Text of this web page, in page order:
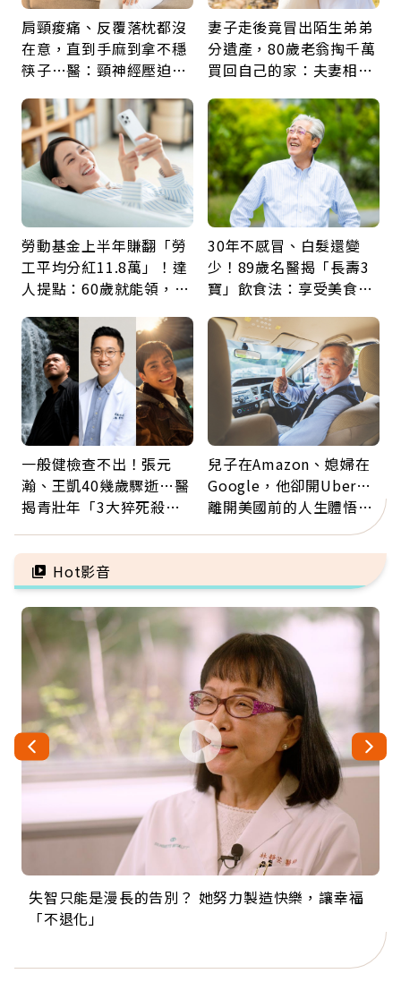
肩頸痠痛、反覆落枕都沒
在意，直到手麻到拿不穩
筷子…醫：頸神經壓迫上
鍵
妻子走後竟冒出陌生弟弟
分遺產，80歲老翁掏千萬
買回自己的家：夫妻相守
勞動基金上半年賺翻「勞
工平均分紅11.8萬」！達
人提點：60歲就能領，重
30年不感冒、白髮還變
少！89歲名醫揭「長壽3
寶」飲食法：享受美食不
一般健檢查不出！張元
瀚、王凱40幾歲驟逝…醫
揭青壯年「3大猝死殺
雷
兒子在Amazon、媳婦在
Google，他卻開Uber…
離開美國前的人生體悟：
Hot影音
失智只能是漫長的告別？ 她努力製造快樂，讓幸福
「不退化」
來自剛果的巧克力神父 為台灣奉獻36年 「台灣是我
的家，我連作夢都講台語！」
63歲卸矽谷副總、搬回台灣找快樂！「蛋黃哥小
丑」走進安養院，逗樂上萬爺奶：退休後才開始真
104歲打破金氏世界紀錄 成為全球最年長羽球選
手，分享長壽的秘密原來是「這個」
事業巔峰他選擇追夢…黑手阿伯拉小提琴還登上小
巨蛋！連CNN都大讚！